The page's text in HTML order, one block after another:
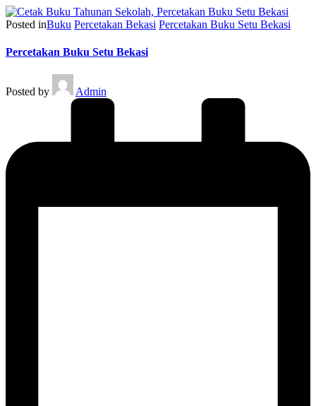
Posted inBuku Percetakan Bekasi Percetakan Buku Setu Bekasi
Percetakan Buku Setu Bekasi
Posted by Admin